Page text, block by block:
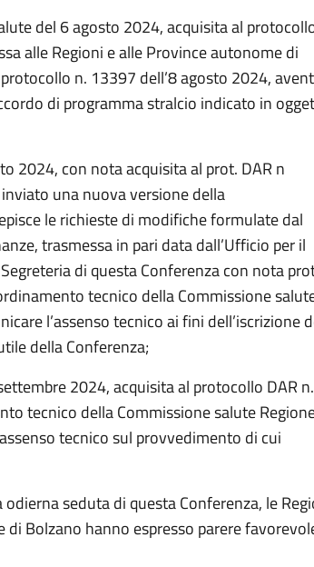
del 6 agosto 2024, acquisita al
alle Regioni e alle Province autonome di
n. 13397 dell’8 agosto 2024,
di programma stralcio indicato in
2024, con nota acquisita al prot. DAR n
una nuova versione della
le richieste di modifiche formulate dal
trasmessa in pari data dall’Ufficio per il
di questa Conferenza con nota
tecnico della Commissione
l’assenso tecnico ai fini dell’iscrizione
della Conferenza;
2024, acquisita al protocollo DAR n.
tecnico della Commissione salute
tecnico sul provvedimento di cui
odierna seduta di questa Conferenza, le
di Bolzano hanno espresso parere